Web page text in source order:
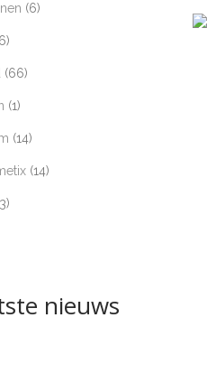
6
66
1
14
14
nieuws